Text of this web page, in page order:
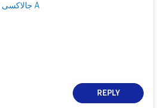
جالاكسى A
REPLY